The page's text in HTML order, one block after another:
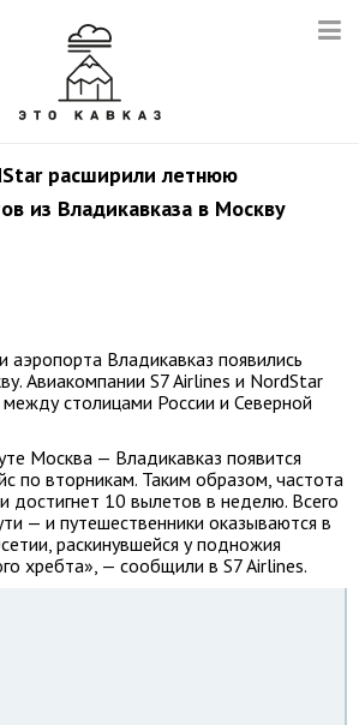
расширили летнюю
из Владикавказа в Москву
аэропорта Владикавказ появились
Авиакомпании S7 Airlines и NordStar
столицами России и Северной
Москва — Владикавказ появится
по вторникам. Таким образом, частота
достигнет 10 вылетов в неделю. Всего
— и путешественники оказываются в
раскинувшейся у подножия
хребта», — сообщили в S7 Airlines.